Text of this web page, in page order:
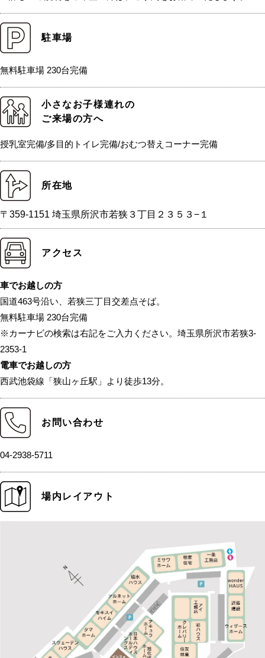
駐車場
無料駐車場 230台完備
小さなお子様連れの
ご来場の方へ
授乳室完備/多目的トイレ完備/おむつ替えコーナー完備
所在地
〒359-1151 埼玉県所沢市若狭３丁目２３５３−１
アクセス
車でお越しの方
国道463号沿い、若狭三丁目交差点そば。
無料駐車場 230台完備
※カーナビの検索は右記をご入力ください。埼玉県所沢市若狭3-
2353-1
電車でお越しの方
西武池袋線「狭山ヶ丘駅」より徒歩13分。
お問い合わせ
04-2938-5711
場内レイアウト